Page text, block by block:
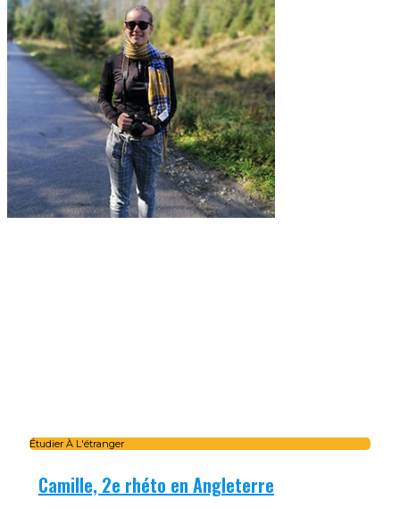
Étudier À L'étranger
Camille, 2e rhéto en Angleterre